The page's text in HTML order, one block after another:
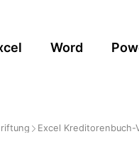
Word
Excel